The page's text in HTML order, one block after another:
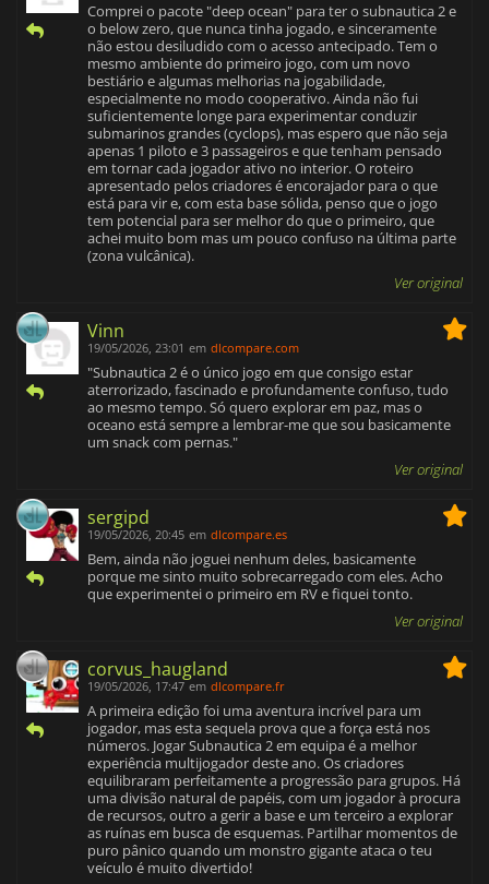
Comprei o pacote "deep ocean" para ter o subnautica 2 e
o below zero, que nunca tinha jogado, e sinceramente
não estou desiludido com o acesso antecipado. Tem o
mesmo ambiente do primeiro jogo, com um novo
bestiário e algumas melhorias na jogabilidade,
especialmente no modo cooperativo. Ainda não fui
suficientemente longe para experimentar conduzir
submarinos grandes (cyclops), mas espero que não seja
apenas 1 piloto e 3 passageiros e que tenham pensado
em tornar cada jogador ativo no interior. O roteiro
apresentado pelos criadores é encorajador para o que
está para vir e, com esta base sólida, penso que o jogo
tem potencial para ser melhor do que o primeiro, que
achei muito bom mas um pouco confuso na última parte
(zona vulcânica).
Ver original
Vinn
19/05/2026, 23:01 em dlcompare.com
"Subnautica 2 é o único jogo em que consigo estar
aterrorizado, fascinado e profundamente confuso, tudo
ao mesmo tempo. Só quero explorar em paz, mas o
oceano está sempre a lembrar-me que sou basicamente
um snack com pernas."
Ver original
sergipd
19/05/2026, 20:45 em dlcompare.es
Bem, ainda não joguei nenhum deles, basicamente
porque me sinto muito sobrecarregado com eles. Acho
que experimentei o primeiro em RV e fiquei tonto.
Ver original
corvus_haugland
19/05/2026, 17:47 em dlcompare.fr
A primeira edição foi uma aventura incrível para um
jogador, mas esta sequela prova que a força está nos
números. Jogar Subnautica 2 em equipa é a melhor
experiência multijogador deste ano. Os criadores
equilibraram perfeitamente a progressão para grupos. Há
uma divisão natural de papéis, com um jogador à procura
de recursos, outro a gerir a base e um terceiro a explorar
as ruínas em busca de esquemas. Partilhar momentos de
puro pânico quando um monstro gigante ataca o teu
veículo é muito divertido!